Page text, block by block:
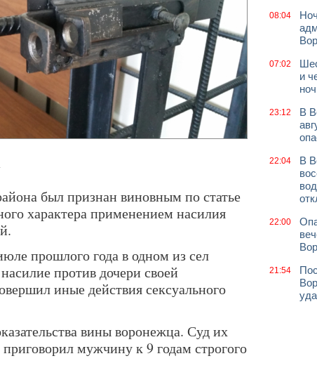
был признан виновным по статье
характера применением насилия
прошлого года в одном из сел
против дочери своей
иные действия сексуального
вины воронежца. Суд их
мужчину к 9 годам строгого
08:04
07:02
и
23:12
В
22:04
В
22:00
21:54